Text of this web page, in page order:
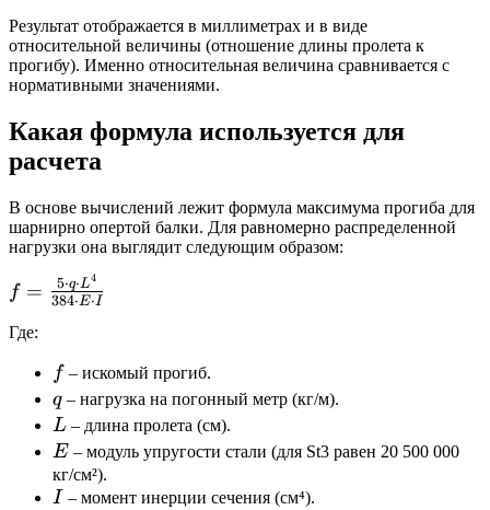
Результат отображается в миллиметрах и в виде
относительной величины (отношение длины пролета к
прогибу). Именно относительная величина сравнивается с
нормативными значениями.
Какая формула используется для
расчета
В основе вычислений лежит формула максимума прогиба для
шарнирно опертой балки. Для равномерно распределенной
нагрузки она выглядит следующим образом:
f =
\frac{5
\cdot q
\cdot
L^4}
\cdot
\cdot
f = 384⋅E⋅ I
5⋅q⋅L4
Где:
ff – искомый прогиб.
q
q– нагрузка на погонный метр (кг/м).
L
L – длина пролета (см).
E
E – модуль упругости стали (для St3 равен 20 500 000
кг/см²).
I
I – момент инерции сечения (см⁴).